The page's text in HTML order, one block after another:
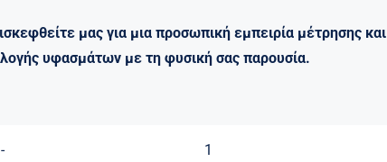
μας για μια προσωπική εμπειρία μέτρησης και
υφασμάτων με τη φυσική σας παρουσία.